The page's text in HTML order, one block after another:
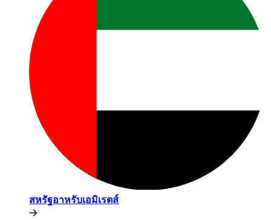
สหรัฐอาหรับเอมิเรตส์​​